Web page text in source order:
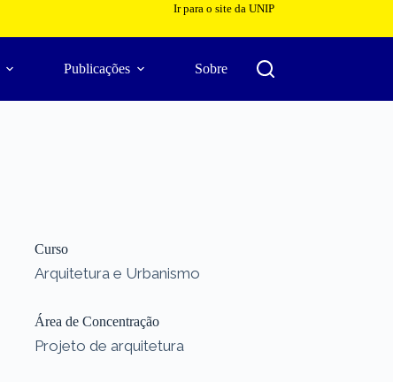
Ir para o site da UNIP
Publicações Sobre
Curso
Arquitetura e Urbanismo
Área de Concentração
Projeto de arquitetura